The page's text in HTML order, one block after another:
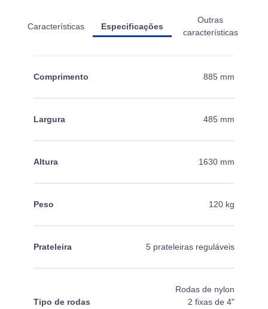
Características Especificações
Outras
características
Comprimento 885 mm
Largura 485 mm
Altura 1630 mm
Peso 120 kg
Prateleira 5 prateleiras reguláveis
Tipo de rodas
Rodas de nylon
2 fixas de 4"